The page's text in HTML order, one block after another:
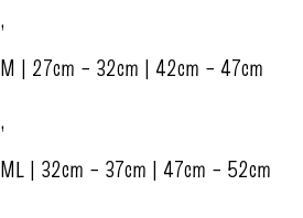
,
M | 27cm – 32cm | 42cm – 47cm
,
ML | 32cm – 37cm | 47cm – 52cm